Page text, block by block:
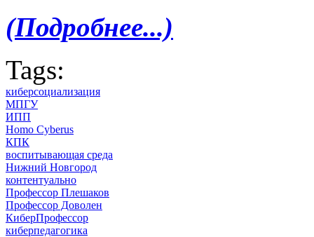
(Подробнее...)
Tags:
киберсоциализация
МПГУ
ИПП
Homo Cyberus
КПК
воспитывающая среда
Нижний Новгород
контентуально
Профессор Плешаков
Профессор Доволен
КиберПрофессор
киберпедагогика